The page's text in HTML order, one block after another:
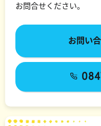
お問合せください。
お問い